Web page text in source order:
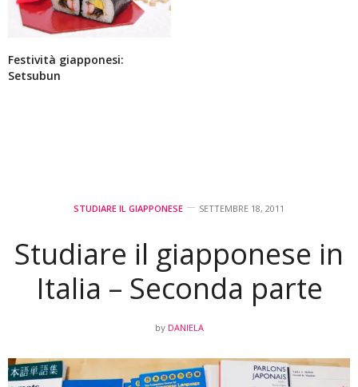
Festività giapponesi:
Setsubun
STUDIARE IL GIAPPONESE SETTEMBRE 18, 2011
Studiare il giapponese in
Italia – Seconda parte
by DANIELA